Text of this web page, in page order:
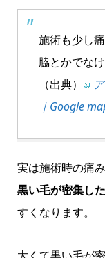
施術も少し
脇とかでな
（出典）
｜Google
実は施術時の痛
黒い毛が密集し
すくなります。